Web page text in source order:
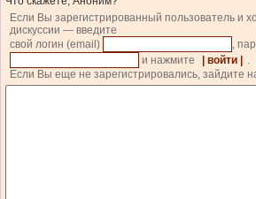
Если Вы зарегистрированный пользователь и
дискуссии — введите
свой логин (email)
,
и нажмите
| войти |
.
Если Вы еще не зарегистрировались, зайдите